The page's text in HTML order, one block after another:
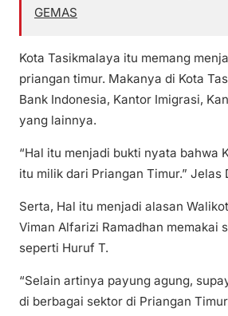
GEMAS
Kota Tasikmalaya itu memang
priangan timur. Makanya di Kota
Bank Indonesia, Kantor Imigrasi,
yang lainnya.
“Hal itu menjadi bukti nyata bahwa
itu milik dari Priangan Timur.” Jelas
Serta, Hal itu menjadi alasan
Viman Alfarizi Ramadhan memakai
seperti Huruf T.
“Selain artinya payung agung,
di berbagai sektor di Priangan